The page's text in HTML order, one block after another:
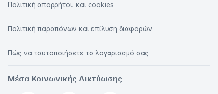
Πολιτική απορρήτου και cookies
Πολιτική παραπόνων και επίλυση διαφορών
Πώς να ταυτοποιήσετε το λογαριασμό σας
Μέσα Κοινωνικής Δικτύωσης